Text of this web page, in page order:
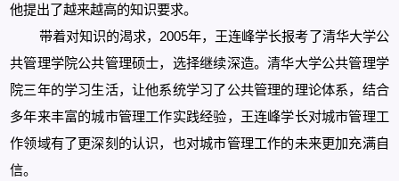
他提出了越来越高的知识要求。
带着对知识的渴求，2005年，王连峰学长报考了清华大学公
共管理学院公共管理硕士，选择继续深造。清华大学公共管理学
院三年的学习生活，让他系统学习了公共管理的理论体系，结合
多年来丰富的城市管理工作实践经验，王连峰学长对城市管理工
作领域有了更深刻的认识，也对城市管理工作的未来更加充满自
信。